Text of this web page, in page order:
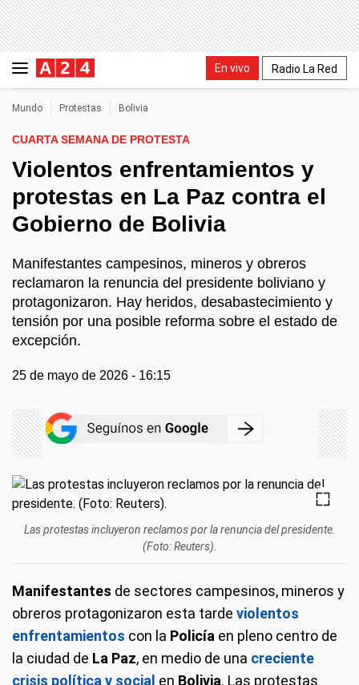
En vivo Radio La Red
Mundo Protestas Bolivia
CUARTA SEMANA DE PROTESTA
Violentos enfrentamientos y
protestas en La Paz contra el
Gobierno de Bolivia
Manifestantes campesinos, mineros y obreros
reclamaron la renuncia del presidente boliviano y
protagonizaron. Hay heridos, desabastecimiento y
tensión por una posible reforma sobre el estado de
excepción.
25 de mayo de 2026 - 16:15
Las protestas incluyeron reclamos por la renuncia del presidente.
(Foto: Reuters).
Manifestantes de sectores campesinos, mineros y
obreros protagonizaron esta tarde violentos
enfrentamientos con la Policía en pleno centro de
la ciudad de La Paz, en medio de una creciente
crisis política y social en Bolivia. Las protestas